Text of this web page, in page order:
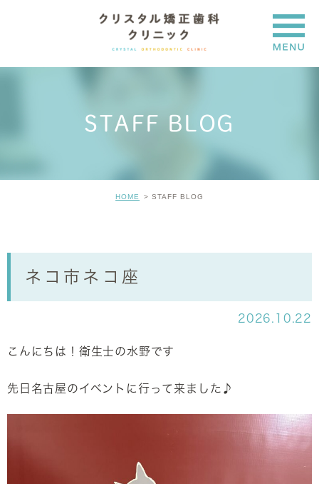
STAFF BLOG
HOME STAFF BLOG
ネコ市ネコ座
2026.10.22
こんにちは！衛生士の水野です
先日名古屋のイベントに行って来ました♪